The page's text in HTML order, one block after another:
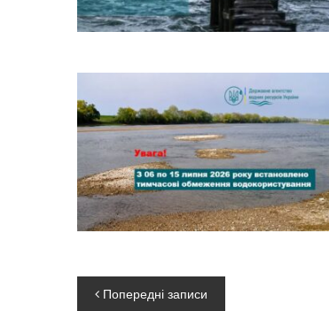
Навігація
Попередні записи